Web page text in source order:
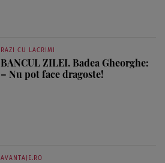
RAZI CU LACRIMI
BANCUL ZILEI. Badea Gheorghe:
– Nu pot face dragoste!
AVANTAJE.RO